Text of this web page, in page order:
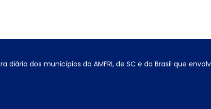
dos municípios da AMFRI, de SC e do Brasil que